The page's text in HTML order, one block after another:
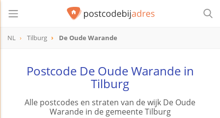
NL Tilburg De Oude Warande
Postcode De Oude Warande in
Tilburg
Alle postcodes en straten van de wijk De Oude
Warande in de gemeente Tilburg